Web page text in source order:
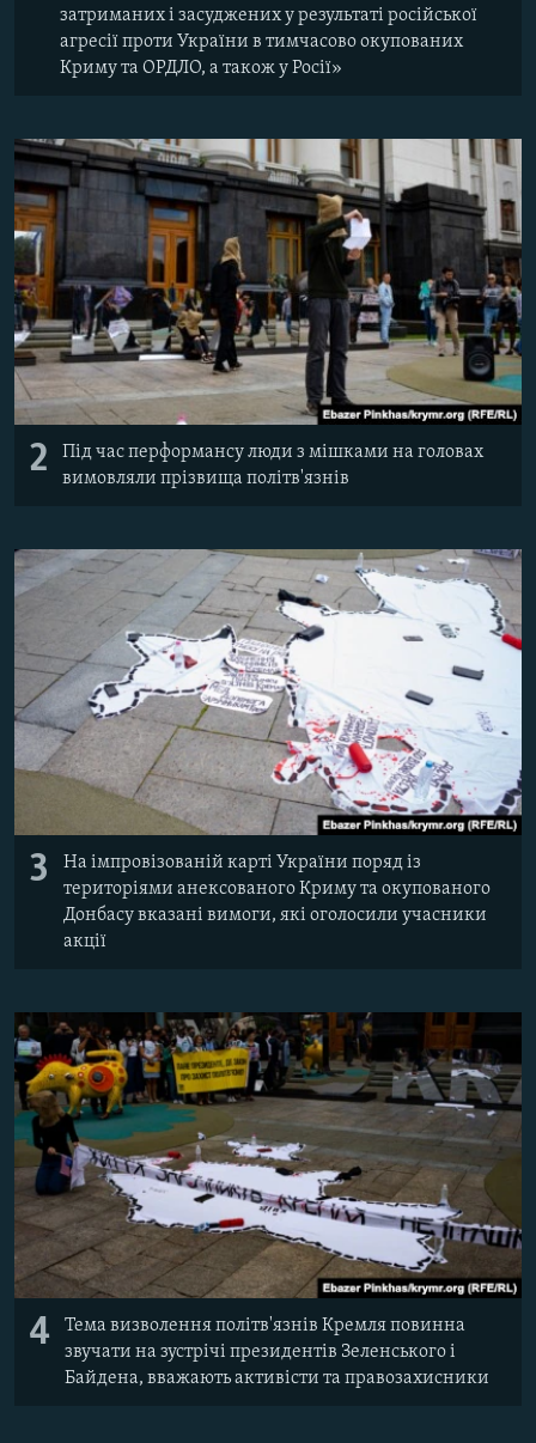
затриманих і засуджених у результаті російської
агресії проти України в тимчасово окупованих
Криму та ОРДЛО, а також у Росії»
2
Під час перформансу люди з мішками на головах
вимовляли прізвища політв'язнів
3
На імпровізованій карті України поряд із
територіями анексованого Криму та окупованого
Донбасу вказані вимоги, які оголосили учасники
акції
4
Тема визволення політв'язнів Кремля повинна
звучати на зустрічі президентів Зеленського і
Байдена, вважають активісти та правозахисники